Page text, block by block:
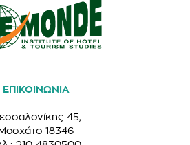
ΕΠΙΚΟΙΝΩΝΙΑ
45,
Μοσχάτο 18346